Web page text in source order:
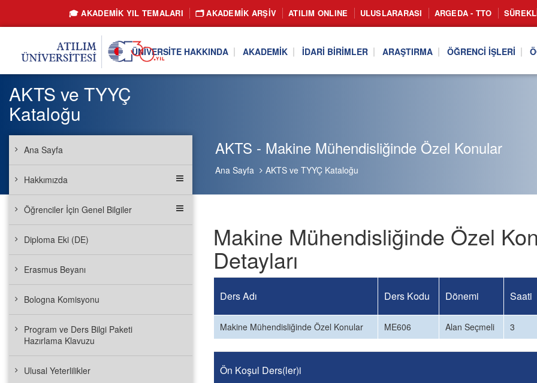
🎓 AKADEMİK YIL TEMALARI 🗂️ AKADEMIK ARŞIV ATILIM ONLINE ULUSLARARASI ARGEDA - TTO
ÜNIVERSITE HAKKINDA AKADEMIK İDARI BIRIMLER ARAŞTIRMA ÖĞRENCI İŞLERI
AKTS - Makine Mühendisliğinde Özel Konular
Ana Sayfa AKTS ve TYYÇ Kataloğu
AKTS ve TYYÇ
Kataloğu
Ana Sayfa
Hakkımızda
Öğrenciler İçin Genel Bilgiler
Diploma Eki (DE)
Erasmus Beyanı
Bologna Komisyonu
Program ve Ders Bilgi Paketi
Hazırlama Klavuzu
Ulusal Yeterlilikler
Makine Mühendisliğinde Özel
Detayları
Ders Adı Ders Kodu Dönemi Saati
Makine Mühendisliğinde Özel Konular ME606 Alan Seçmeli 3
Ön Koşul Ders(ler)i